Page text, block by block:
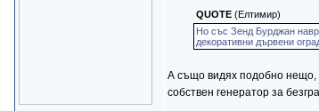
QUOTE (Елтимир)
Но със Зенд Бурджан
декоративни дървени
А също видях подобно нещо,
собствен генератор за